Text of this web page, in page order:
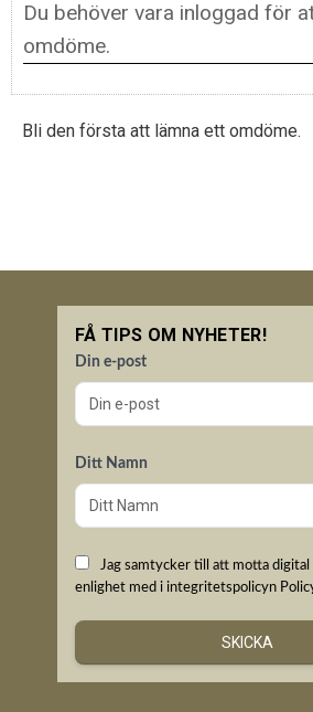
Bli den första att lämna ett omdöme.
FÅ TIPS OM NYHETER!
Din e-post
Ditt Namn
Jag samtycker till att motta
enlighet med i integritetspolicyn
SKICKA